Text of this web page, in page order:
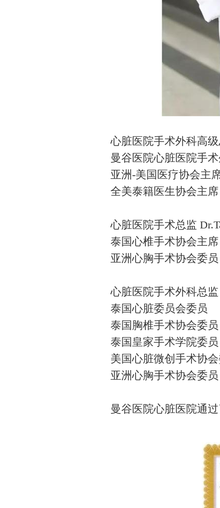
心脏医院手术外
曼谷医院心脏医院手
亚洲-美国医疗协会主
全美泰籍医生协会主席
心脏医院手术总监
泰国心椎手术协会主席
亚洲心胸手术协会委员
心脏医院手术外科总
泰国心脏委员会委员
泰国胸椎手术协会委员
泰国皇家手术学院委员
美国心脏微创手术协
亚洲心胸手术协会委员
曼谷医院心脏医院通